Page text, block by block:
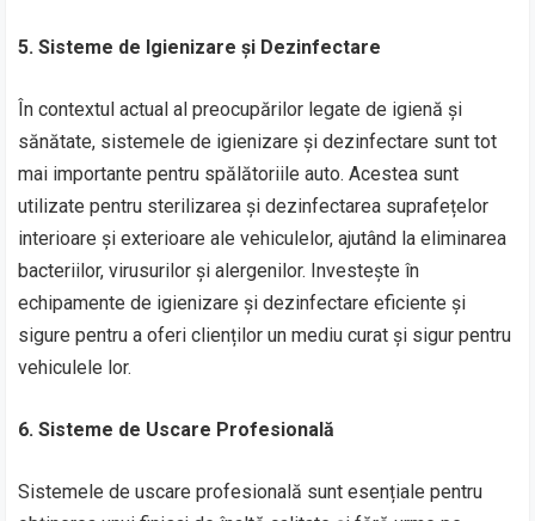
5. Sisteme de Igienizare și Dezinfectare
În contextul actual al preocupărilor legate de igienă și
sănătate, sistemele de igienizare și dezinfectare sunt tot
mai importante pentru spălătoriile auto. Acestea sunt
utilizate pentru sterilizarea și dezinfectarea suprafețelor
interioare și exterioare ale vehiculelor, ajutând la eliminarea
bacteriilor, virusurilor și alergenilor. Investește în
echipamente de igienizare și dezinfectare eficiente și
sigure pentru a oferi clienților un mediu curat și sigur pentru
vehiculele lor.
6. Sisteme de Uscare Profesională
Sistemele de uscare profesională sunt esențiale pentru